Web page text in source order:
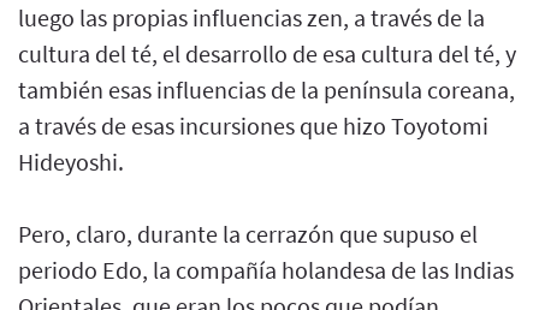
luego las propias influencias zen, a través de la
cultura del té, el desarrollo de esa cultura del té, y
también esas influencias de la península coreana,
a través de esas incursiones que hizo Toyotomi
Hideyoshi.
Pero, claro, durante la cerrazón que supuso el
periodo Edo, la compañía holandesa de las Indias